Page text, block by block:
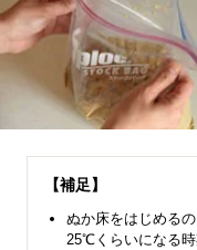
【補足】
ぬか床をはじめる
25℃くらいになる